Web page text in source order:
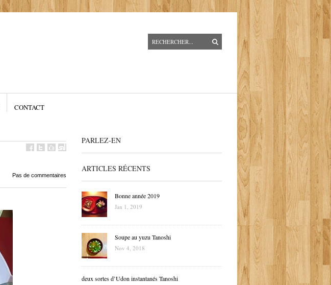
CONTACT
Pas de commentaires
PARLEZ-EN
ARTICLES RÉCENTS
Bonne année 2019
Jan 1, 2019
Soupe au yuzu Tanoshi
Nov 4, 2018
deux sortes d’Udon instantanés Tanoshi